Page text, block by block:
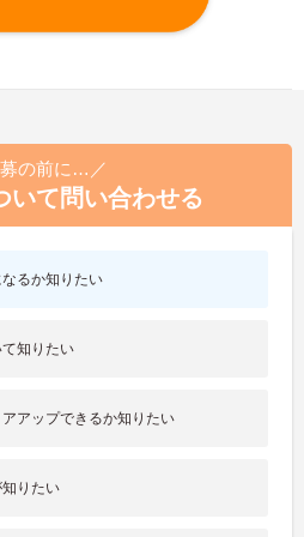
の前に…／
いて問い合わせる
るか知りたい
知りたい
アップできるか知りたい
りたい